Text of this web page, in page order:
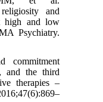
religiosity and
high and low
Psychiatry.
commitment
and the third
therapies –